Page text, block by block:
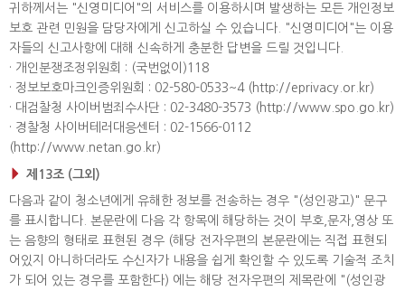
귀하께서는 "신영미디어"의 서비스를 이용하시며 발생하는 모든 개인정보
보호 관련 민원을 담당자에게 신고하실 수 있습니다. "신영미디어"는 이용
자들의 신고사항에 대해 신속하게 충분한 답변을 드릴 것입니다.
· 개인분쟁조정위원회 : (국번없이)118
· 정보보호마크인증위원회 : 02-580-0533~4 (http://eprivacy.or.kr)
· 대검찰청 사이버범죄수사단 : 02-3480-3573 (http://www.spo.go.kr)
· 경찰청 사이버테러대응센터 : 02-1566-0112
(http://www.netan.go.kr)
제13조 (그외)
다음과 같이 청소년에게 유해한 정보를 전송하는 경우 "(성인광고)" 문구
를 표시합니다. 본문란에 다음 각 항목에 해당하는 것이 부호,문자,영상 또
는 음향의 형태로 표현된 경우 (해당 전자우편의 본문란에는 직접 표현되
어있지 아니하더라도 수신자가 내용을 쉽게 확인할 수 있도록 기술적 조치
가 되어 있는 경우를 포함한다) 에는 해당 전자우편의 제목란에 "(성인광